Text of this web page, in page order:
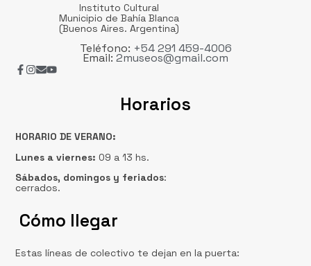
Instituto Cultural
Municipio de Bahía Blanca
(Buenos Aires. Argentina)
Teléfono: +54 291 459-4006
Email: 2museos@gmail.com
Cómo llegar
Horarios
HORARIO DE VERANO:
Lunes a viernes: 09 a 13 hs.
Sábados, domingos y feriados:
cerrados.
Estas líneas de colectivo te dejan en la puerta: